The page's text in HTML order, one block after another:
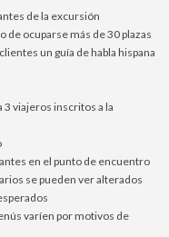
de la excursión
de ocuparse más de 30 plazas
un guía de habla hispana
3 viajeros inscritos a la
en el punto de encuentro
se pueden ver alterados
varíen por motivos de